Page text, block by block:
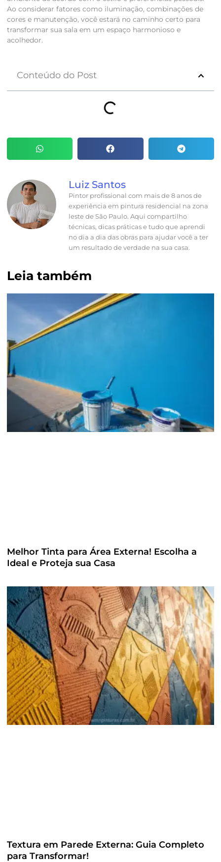
Ao considerar fatores como iluminação, combinações de
cores e manutenção, você estará no caminho certo para
transformar sua sala em um espaço harmonioso e
acolhedor.
Conteúdo do Post
Luiz Santos
Pintor profissional com mais de 8 anos de
experiência em pintura residencial na zona
leste de São Paulo. Aqui compartilho
técnicas, dicas práticas e tudo que aprendi
no dia a dia das obras para ajudar você a ter
um resultado de verdade na sua casa.
Leia também
Melhor Tinta para Área Externa! Escolha a
Ideal e Proteja sua Casa
Textura em Parede Externa: Guia Completo
para Transformar!